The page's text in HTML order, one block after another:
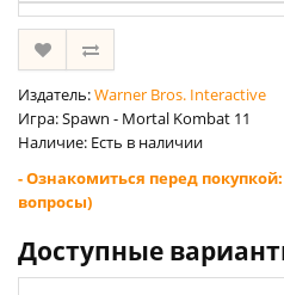
Издатель:Warner Bros. Interactive
Игра: Spawn - Mortal Kombat 11
Наличие: Есть в наличии
- Ознакомиться перед
вопросы)
Доступные